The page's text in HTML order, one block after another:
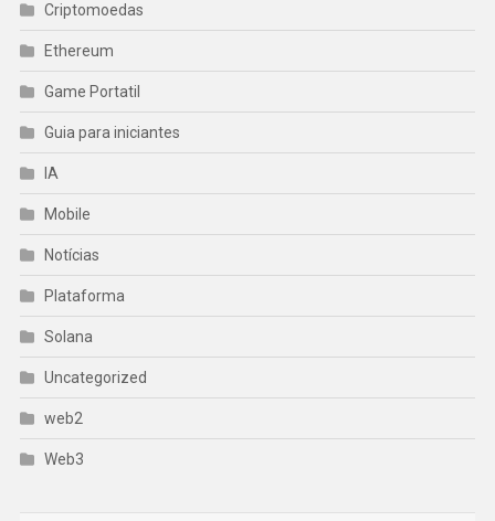
Criptomoedas
Ethereum
Game Portatil
Guia para iniciantes
IA
Mobile
Notícias
Plataforma
Solana
Uncategorized
web2
Web3